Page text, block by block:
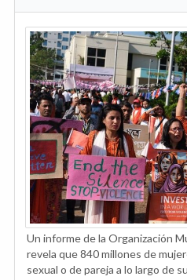
Un informe de la Organización
revela que 840 millones de
sexual o de pareja a lo largo de